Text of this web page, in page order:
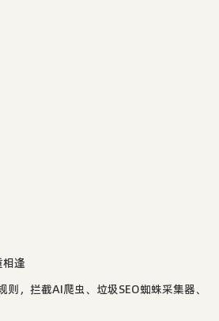
逢
，拦截AI爬虫、垃圾SEO蜘蛛采集器、